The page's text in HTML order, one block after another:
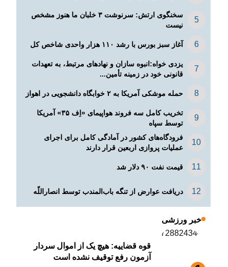
سخنگوی ارتش: سرنوشت ۳ خلبان ما هنوز مشخص
نیست
آغاز سبز بورس با رشد ۱۱۰ هزار واحدی شاخص کل
یزدی خواه:انبوه سازان و نهادهای مرتبط، به تعهدات
قانونی خود در زمینه تأمین...
حمله موشکی آمریکا به ۲ خوابگاه دانشجویی در اهواز
تخریب کامل سه فروند هواپیمای «اِف ۳۵» آمریکا
توسط سپاه
فرودگاه‌های کشور در آمادگی کامل برای اجرای
عملیات پروازی اربعین قرار دارند
قیمت نفت ۹۰ دلار شد
دریافت عوارض از تنگه باب‌المندب توسط انصاراللّه
خبر ورزشی
قوه قضاییه: هیچ یک از اموال سردار
آزمون رفع توقیف نشده است